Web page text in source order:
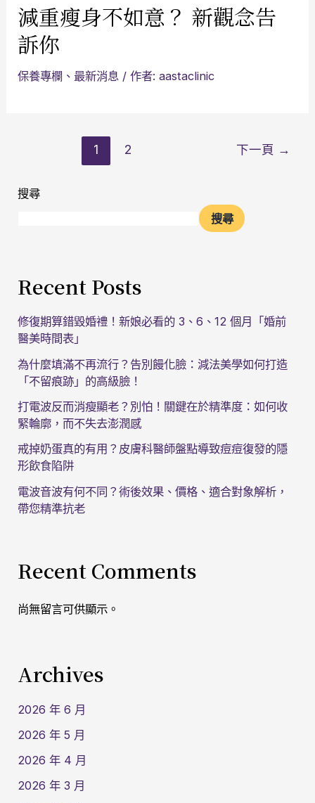
減重瘦身不如意？ 新觀念告
訴你
保養專欄 、 最新消息 / 作者:aastaclinic
1 2 下一頁 →
搜尋
搜尋
Recent Posts
修復期算錯毀婚禮！新娘必看的 3、6、12 個月「婚前
醫美時間表」
為什麼填滿不再流行？告別饅化臉：減法美學如何打造
「不留痕跡」的高級臉！
打電波反而消瘦顯老？別怕！關鍵在於精準度：如何收
緊輪廓，而不失去澎潤感
戒掉奶蛋真的有用？皮膚科醫師盤點導致痘痘復發的隱
形飲食陷阱
電波音波有何不同？術後效果、價格、適合對象解析，
帶您精準抗老
Recent Comments
尚無留言可供顯示。
Archives
2026 年 6 月
2026 年 5 月
2026 年 4 月
2026 年 3 月